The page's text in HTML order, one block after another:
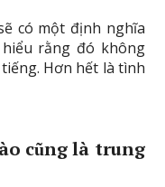
có một định nghĩa
rằng đó không
Hơn hết là tình
cũng là trung